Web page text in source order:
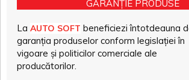
GARANȚIE PRODUSE
La AUTO SOFT beneficiezi întotdeauna
garanția produselor conform legislației în
vigoare și politicilor comerciale ale
producătorilor.